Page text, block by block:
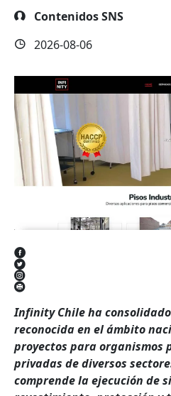
Contenidos SNS
2026-08-06
Infinity Chile ha
reconocida en el ámbito
proyectos para organismos
privadas de diversos
comprende la ejecución de